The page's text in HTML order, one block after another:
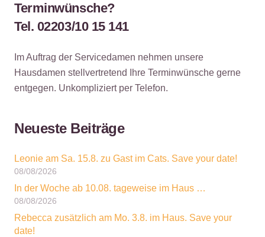
Terminwünsche?
Tel. 02203/10 15 141
Im Auftrag der Servicedamen nehmen unsere
Hausdamen stellvertretend Ihre Terminwünsche gerne
entgegen. Unkompliziert per Telefon.
Neueste Beiträge
Leonie am Sa. 15.8. zu Gast im Cats. Save your date!
08/08/2026
In der Woche ab 10.08. tageweise im Haus …
08/08/2026
Rebecca zusätzlich am Mo. 3.8. im Haus. Save your
date!